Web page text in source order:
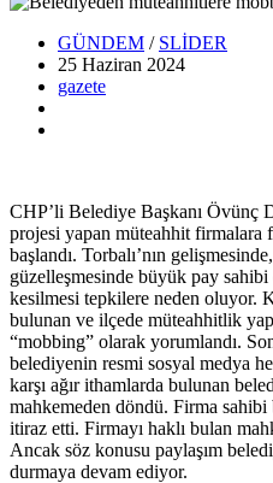
GÜNDEM / SLİDER
25 Haziran 2024
gazete
CHP’li Belediye Başkanı Övünç
projesi yapan müteahhit firmalara
başlandı. Torbalı’nın
güzelleşmesinde büyük pay
kesilmesi tepkilere neden oluyor.
bulunan ve ilçede müteahhitlik
“mobbing” olarak yorumlandı.
belediyenin resmi sosyal medya
karşı ağır ithamlarda bulunan
mahkemeden döndü. Firma
itiraz etti. Firmayı haklı bulan
Ancak söz konusu paylaşım
durmaya devam ediyor.